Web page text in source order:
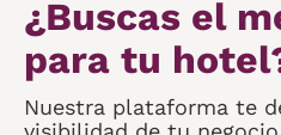
¿Buscas el
para tu
Nuestra plataforma te